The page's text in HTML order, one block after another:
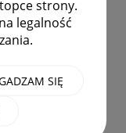
strony.
legalność
SIĘ
silesia protech